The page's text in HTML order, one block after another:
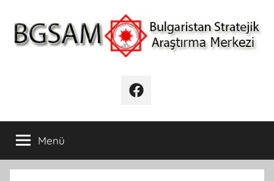
atla
Facebook
Menü